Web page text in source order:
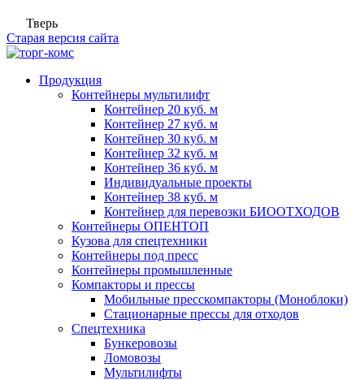
Тверь
Старая версия сайта
Продукция
Контейнеры мультилифт
Контейнер 20 куб. м
Контейнер 27 куб. м
Контейнер 30 куб. м
Контейнер 32 куб. м
Контейнер 36 куб. м
Индивидуальные проекты
Контейнер 38 куб. м
Контейнер для перевозки БИООТХОДОВ
Контейнеры ОПЕНТОП
Кузова для спецтехники
Контейнеры под пресс
Контейнеры промышленные
Компакторы и прессы
Мобильные пресскомпакторы (Моноблоки)
Стационарные прессы для отходов
Спецтехника
Бункеровозы
Ломовозы
Мультилифты